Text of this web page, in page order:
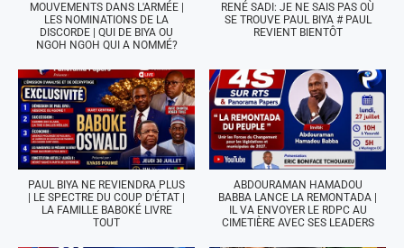
MOUVEMENTS DANS L'ARMÉE |
LES NOMINATIONS DE LA
DISCORDE | QUI DE BIYA OU
NGOH NGOH QUI A NOMMÉ?
RENÉ SADI: JE NE SAIS PAS OÙ
SE TROUVE PAUL BIYA # PAUL
REVIENT BIENTÔT
PAUL BIYA NE REVIENDRA PLUS
| LE SPECTRE DU COUP D'ÉTAT |
LA FAMILLE BABOKÉ LIVRE
TOUT
ABDOURAMAN HAMADOU
BABBA LANCE LA REMONTADA |
IL VA ENVOYER LE RDPC AU
CIMETIÈRE AVEC SES LEADERS